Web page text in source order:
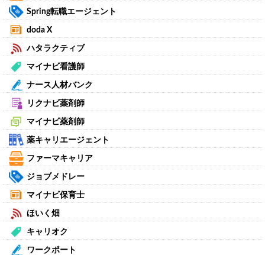
Spring転職エージェント
doda X
ハタラクティブ
マイナビ看護師
ナース人材バンク
リクナビ薬剤師
マイナビ薬剤師
薬キャリエージェント
ファーマキャリア
ジョブメドレー
マイナビ保育士
ほいく畑
キャリオク
ワークポート